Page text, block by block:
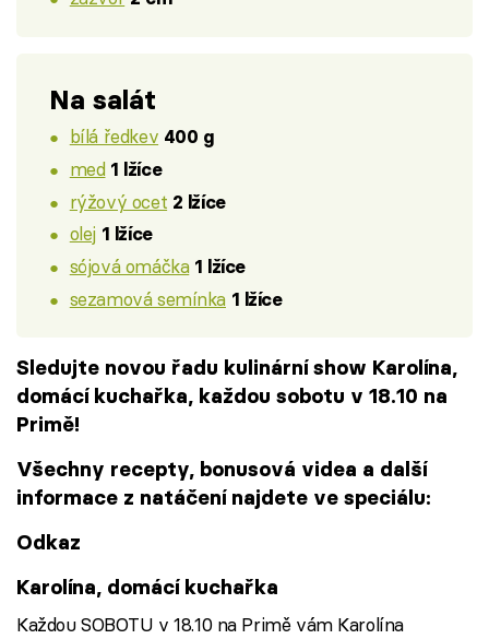
Na salát
bílá ředkev 400 g
med 1 lžíce
rýžový ocet 2 lžíce
olej 1 lžíce
sójová omáčka 1 lžíce
sezamová semínka 1 lžíce
Sledujte novou řadu kulinární show Karolína,
domácí kuchařka, každou sobotu v 18.10 na
Primě!
Všechny recepty, bonusová videa a další
informace z natáčení najdete ve speciálu:
Odkaz
Karolína, domácí kuchařka
Každou SOBOTU v 18.10 na Primě vám Karolína